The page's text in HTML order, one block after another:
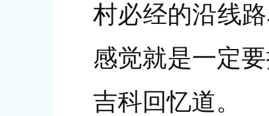
村必经的沿线
感觉就是一定
吉科回忆道。